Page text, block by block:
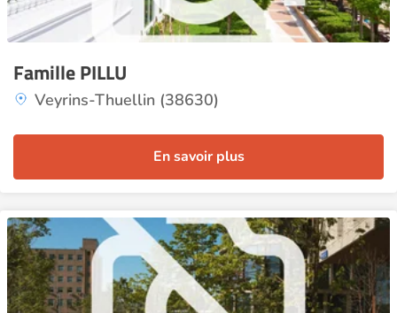
Famille PILLU
Veyrins-Thuellin (38630)
En savoir plus